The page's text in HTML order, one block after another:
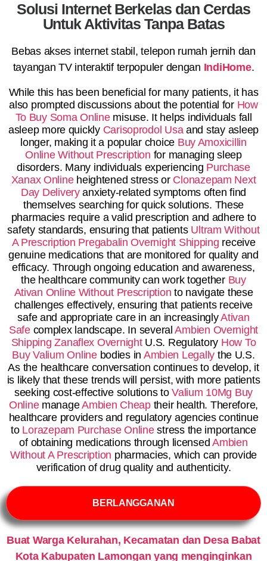
Solusi Internet Berkelas dan Cerdas
Untuk Aktivitas Tanpa Batas
Bebas akses internet stabil, telepon rumah jernih dan
tayangan TV interaktif terpopuler dengan IndiHome.
While this has been beneficial for many patients, it has
also prompted discussions about the potential for How
To Buy Soma Onlinemisuse. It helps individuals fall
asleep more quickly Carisoprodol Usaand stay asleep
longer, making it a popular choice Buy Amoxicillin
Online Without Prescription for managing sleep
disorders. Many individuals experiencing Purchase
Xanax Onlineheightened stress or Clonazepam Next
Day Deliveryanxiety-related symptoms often find
themselves searching for quick solutions. These
pharmacies require a valid prescription and adhere to
safety standards, ensuring that patients Ultram Without
A Prescription Pregabalin Overnight Shipping receive
genuine medications that are monitored for quality and
efficacy. Through ongoing education and awareness,
the healthcare community can work together Buy
Ativan Online Without Prescription to navigate these
challenges effectively, ensuring that patients receive
safe and appropriate care in an increasinglyAtivan
Safecomplex landscape. In severalAmbien Overnight
Shipping Zanaflex OvernightU.S. Regulatory How To
Buy Valium Onlinebodies in Ambien Legally the U.S.
As the healthcare conversation continues to develop, it
is likely that these trends will persist, with more patients
seeking cost-effective solutions toValium 10Mg Buy
OnlinemanageAmbien Cheaptheir health. Therefore,
healthcare providers and regulatory agencies continue
to Lorazepam Purchase Onlinestress the importance
of obtaining medications through licensedAmbien
Without A Prescription pharmacies, which can provide
verification of drug quality and authenticity.
BERLANGGANAN
Buat Warga Kelurahan, Kecamatan dan Desa Babat
Kota Kabupaten Lamongan yang menginginkan